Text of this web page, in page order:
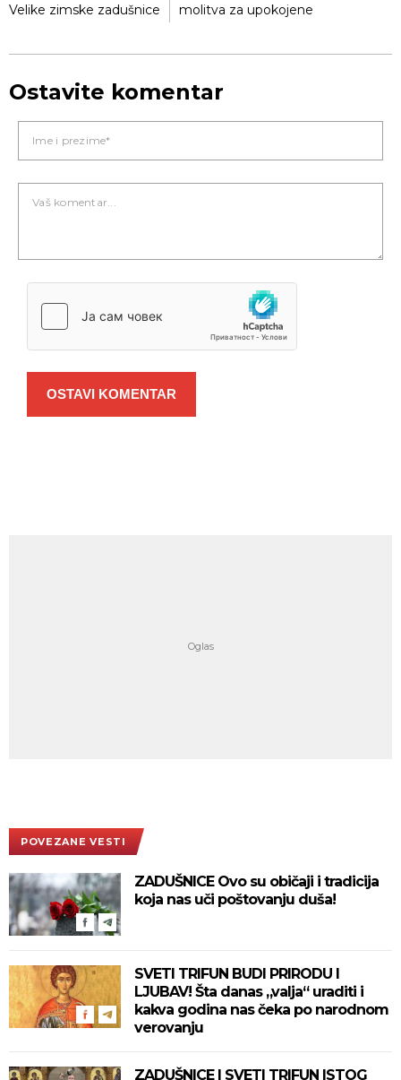
Velike zimske zadušnice molitva za upokojene
Ostavite komentar
OSTAVI KOMENTAR
POVEZANE VESTI
ZADUŠNICE Ovo su običaji i tradicija
koja nas uči poštovanju duša!
SVETI TRIFUN BUDI PRIRODU I
LJUBAV! Šta danas „valja“ uraditi i
kakva godina nas čeka po narodnom
verovanju
ZADUŠNICE I SVETI TRIFUN ISTOG